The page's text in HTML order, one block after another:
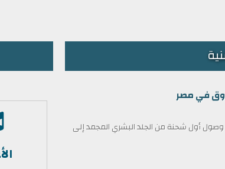
في مصر
أول شحنة من الجلد البشري المجمد إلى